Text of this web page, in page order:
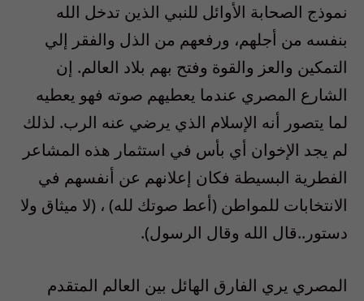
نموذج الصحابة الأوائل للنبي الذين تدخل الله
بنفسه من أجلهم، ورفعهم من الذل والفقر إلي
التمكين والعز والقوة وفتح بهم بلاد العالم. إن
الشارع المصري عندما يعطيهم صوته فهو يعطيه
لما يتصور أنه الإسلام الذي يرضي عنه الرب. لذلك
لم يجد الإخوان أي بأس في استثمار هذه المشاعر
الفطرية البسيطة فكان إعلانهم عن أنفسهم في
الانتخابات للمواطن (أعط صوتك لله) ، (لا ميثاق ولا
دستور..قال الله وقال الرسول).
المصري يري الفارق الهائل بين العالم المتقدم